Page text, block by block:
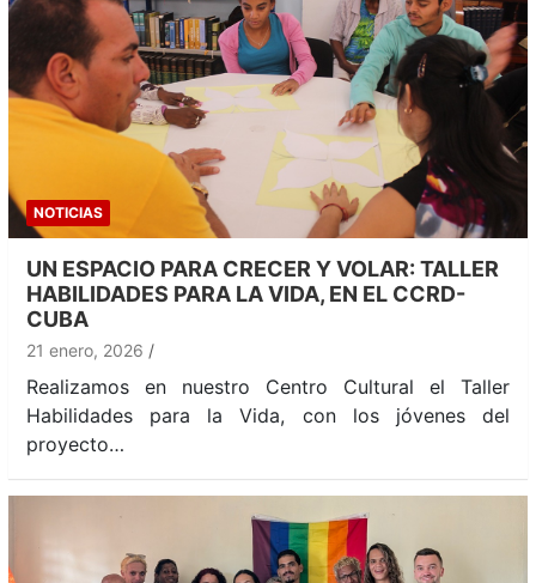
NOTICIAS
UN ESPACIO PARA CRECER Y VOLAR: TALLER
HABILIDADES PARA LA VIDA, EN EL CCRD-
CUBA
21 enero, 2026
Realizamos en nuestro Centro Cultural el Taller
Habilidades para la Vida, con los jóvenes del
proyecto…